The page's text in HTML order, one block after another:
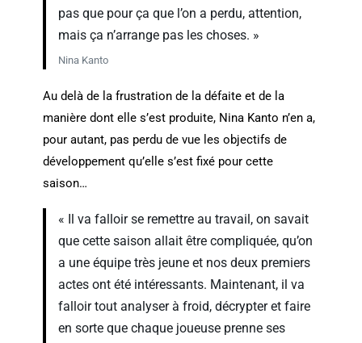
pas que pour ça que l’on a perdu, attention,
mais ça n’arrange pas les choses. »
Nina Kanto
Au delà de la frustration de la défaite et de la
manière dont elle s’est produite, Nina Kanto n’en a,
pour autant, pas perdu de vue les objectifs de
développement qu’elle s’est fixé pour cette
saison…
« Il va falloir se remettre au travail, on savait
que cette saison allait être compliquée, qu’on
a une équipe très jeune et nos deux premiers
actes ont été intéressants. Maintenant, il va
falloir tout analyser à froid, décrypter et faire
en sorte que chaque joueuse prenne ses